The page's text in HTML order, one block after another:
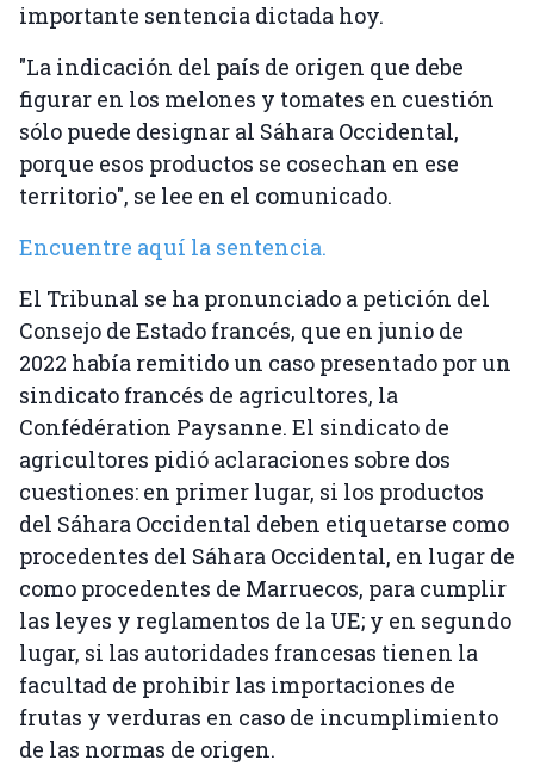
importante sentencia dictada hoy.
"La indicación del país de origen que debe
figurar en los melones y tomates en cuestión
sólo puede designar al Sáhara Occidental,
porque esos productos se cosechan en ese
territorio", se lee en el comunicado.
Encuentre aquí la sentencia.
El Tribunal se ha pronunciado a petición del
Consejo de Estado francés, que en junio de
2022 había remitido un caso presentado por un
sindicato francés de agricultores, la
Confédération Paysanne. El sindicato de
agricultores pidió aclaraciones sobre dos
cuestiones: en primer lugar, si los productos
del Sáhara Occidental deben etiquetarse como
procedentes del Sáhara Occidental, en lugar de
como procedentes de Marruecos, para cumplir
las leyes y reglamentos de la UE; y en segundo
lugar, si las autoridades francesas tienen la
facultad de prohibir las importaciones de
frutas y verduras en caso de incumplimiento
de las normas de origen.